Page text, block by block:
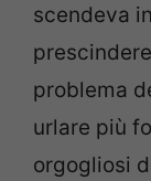
scendeva
problema
urlare più
orgogliosi